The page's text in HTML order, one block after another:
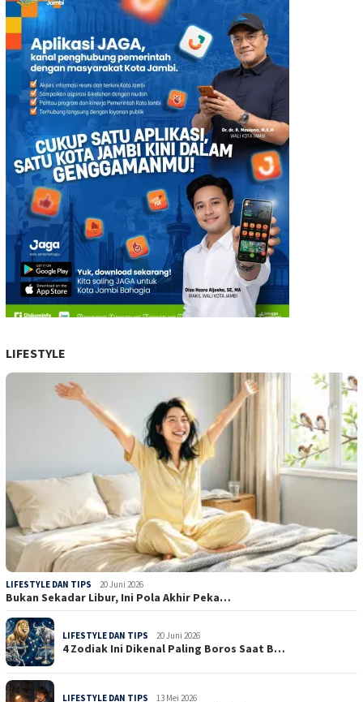
LIFESTYLE
LIFESTYLE DAN TIPS 20 Juni 2026
Bukan Sekadar Libur, Ini Pola Akhir Peka…
LIFESTYLE DAN TIPS 20 Juni 2026
4 Zodiak Ini Dikenal Paling Boros Saat B…
LIFESTYLE DAN TIPS 13 Mei 2026